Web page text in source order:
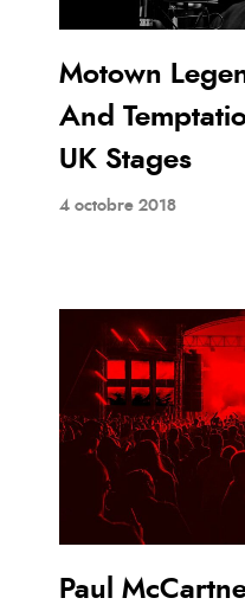
Motown
And
UK Stages
4 octobre 2018
Paul